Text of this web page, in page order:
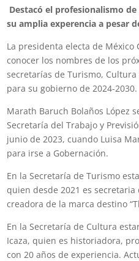
Destacó el profesionalismo
su amplia experencia a pesar
La presidenta electa de México
conocer los nombres de los
secretarías de Turismo,
para su gobierno de 2024-2030.
Marath Baruch Bolaños López
Secretaría del Trabajo y
junio de 2023, cuando Luisa
para irse a Gobernación.
En la Secretaría de Turismo
quien desde 2021 es secretaria
creadora de la marca destino
En la Secretaría de Cultura
Icaza, quien es historiadora,
con 20 años de experiencia.